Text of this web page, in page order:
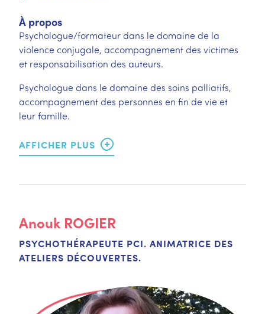
À propos
Psychologue/formateur dans le domaine de la
violence conjugale, accompagnement des victimes
et responsabilisation des auteurs.
Psychologue dans le domaine des soins palliatifs,
accompagnement des personnes en fin de vie et
leur famille.
Anouk ROGIER
PSYCHOTHÉRAPEUTE PCI. ANIMATRICE DES
ATELIERS DÉCOUVERTES.